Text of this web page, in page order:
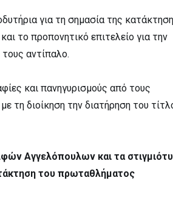
για τη σημασία της
το προπονητικό επιτελείο για την
αντίπαλο.
και πανηγυρισμούς από τους
τη διοίκηση την διατήρηση του
Αγγελόπουλων και τα
του πρωταθλήματος